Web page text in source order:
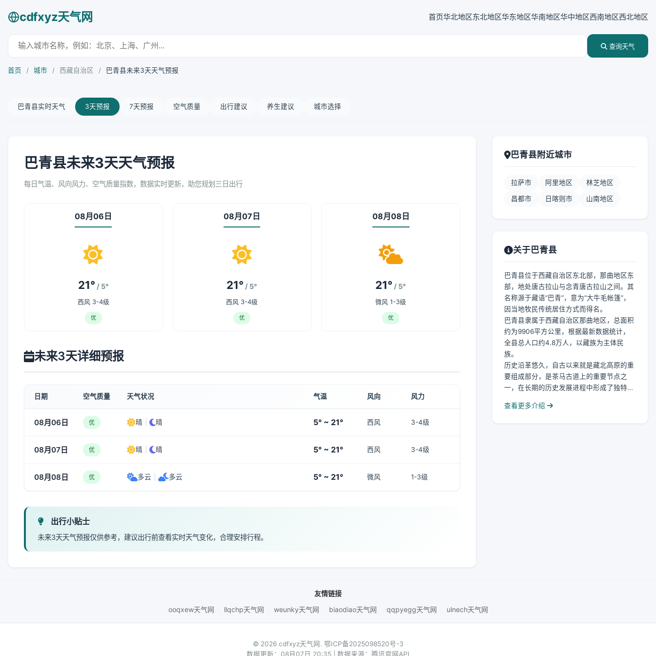
cdfxyz天气网 首页华北地区东北地区华东地区华南地区华中地区西南地区西北地区
查询天气
首页 / 城市 / 西藏自治区 / 巴青县未来3天天气预报
巴青县实时天气 3天预报 7天预报 空气质量 出行建议 养生建议 城市选择
巴青县未来3天天气预报
每日气温、风向风力、空气质量指数，数据实时更新，助您规划三日出行
08月06日
21° / 5°
西风 3-4级
优
08月07日
21° / 5°
西风 3-4级
优
08月08日
21° / 5°
微风 1-3级
优
未来3天详细预报
日期 空气质量 天气状况 气温 风向 风力
08月06日 优 晴 晴 5° ~ 21° 西风 3-4级
08月07日 优 晴 晴 5° ~ 21° 西风 3-4级
08月08日 优 多云 多云 5° ~ 21° 微风 1-3级
出行小贴士
未来3天天气预报仅供参考，建议出行前查看实时天气变化，合理安排行程。
巴青县附近城市
拉萨市 阿里地区 林芝地区
昌都市 日喀则市 山南地区
关于巴青县
巴青县位于西藏自治区东北部，那曲地区东
部，地处唐古拉山与念青唐古拉山之间。其
名称源于藏语“巴青”，意为“大牛毛帐篷”，
因当地牧民传统居住方式而得名。
巴青县隶属于西藏自治区那曲地区，总面积
约为9906平方公里，根据最新数据统计，
全县总人口约4.8万人，以藏族为主体民
族。
历史沿革悠久，自古以来就是藏北高原的重
要组成部分，是茶马古道上的重要节点之
一，在长期的历史发展进程中形成了独特...
查看更多介绍
友情链接
ooqxew天气网
llqchp天气网 weunky天气网 biaodiao天气网 qqpyegg天气网 ulnech天气网
© 2026 cdfxyz天气网. 鄂ICP备2025098520号-3
数据更新：08月07日 20:35 | 数据来源：腾讯官网API